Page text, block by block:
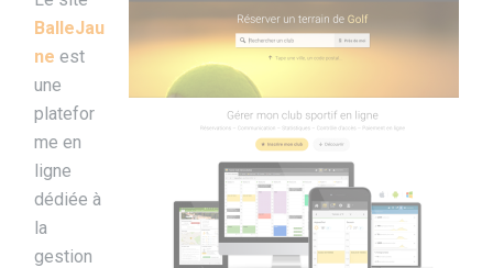
BalleJau
ne est
une
platefor
me en
ligne
dédiée à
la
gestion